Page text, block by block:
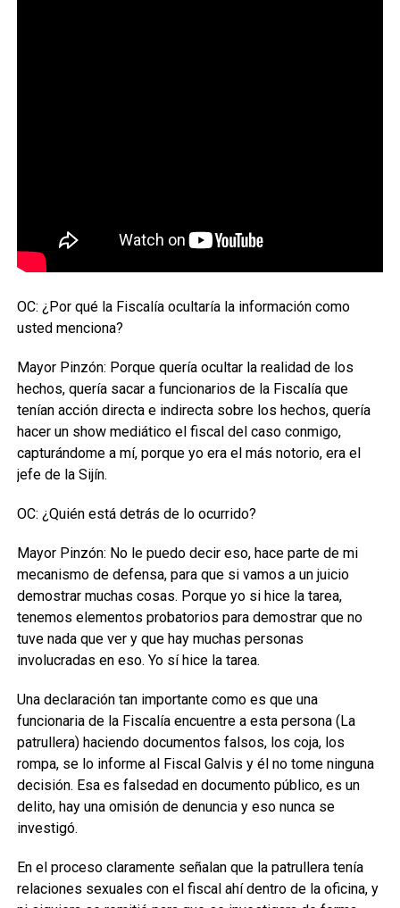
OC: ¿Por qué la Fiscalía ocultaría la información como
usted menciona?
Mayor Pinzón: Porque quería ocultar la realidad de los
hechos, quería sacar a funcionarios de la Fiscalía que
tenían acción directa e indirecta sobre los hechos, quería
hacer un show mediático el fiscal del caso conmigo,
capturándome a mí, porque yo era el más notorio, era el
jefe de la Sijín.
OC: ¿Quién está detrás de lo ocurrido?
Mayor Pinzón: No le puedo decir eso, hace parte de mi
mecanismo de defensa, para que si vamos a un juicio
demostrar muchas cosas. Porque yo si hice la tarea,
tenemos elementos probatorios para demostrar que no
tuve nada que ver y que hay muchas personas
involucradas en eso. Yo sí hice la tarea.
Una declaración tan importante como es que una
funcionaria de la Fiscalía encuentre a esta persona (La
patrullera) haciendo documentos falsos, los coja, los
rompa, se lo informe al Fiscal Galvis y él no tome ninguna
decisión. Esa es falsedad en documento público, es un
delito, hay una omisión de denuncia y eso nunca se
investigó.
En el proceso claramente señalan que la patrullera tenía
relaciones sexuales con el fiscal ahí dentro de la oficina, y